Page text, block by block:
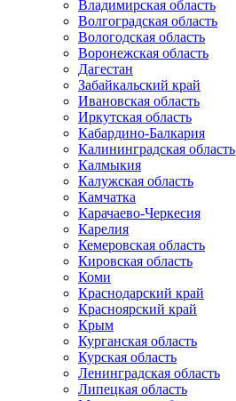
Владимирская область
Волгоградская область
Вологодская область
Воронежская область
Дагестан
Забайкальский край
Ивановская область
Иркутская область
Кабардино-Балкария
Калининградская область
Калмыкия
Калужская область
Камчатка
Карачаево-Черкесия
Карелия
Кемеровская область
Кировская область
Коми
Краснодарский край
Красноярский край
Крым
Курганская область
Курская область
Ленинградская область
Липецкая область